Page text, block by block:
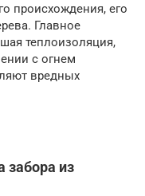
происхождения, его
Главное
теплоизоляция,
с огнем
вредных
забора из